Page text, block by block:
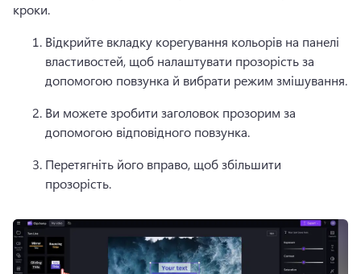
кроки.
Відкрийте вкладку корегування кольорів на панелі
властивостей, щоб налаштувати прозорість за
Ви можете зробити заголовок прозорим за
допомогою відповідного повзунка.
Перетягніть його вправо, щоб збільшити
прозорість.